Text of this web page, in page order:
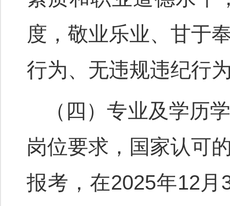
度，敬业乐业、甘于
行为、无违规违纪行
（四）专业及学历
岗位要求，国家认可
报考，在2025年12